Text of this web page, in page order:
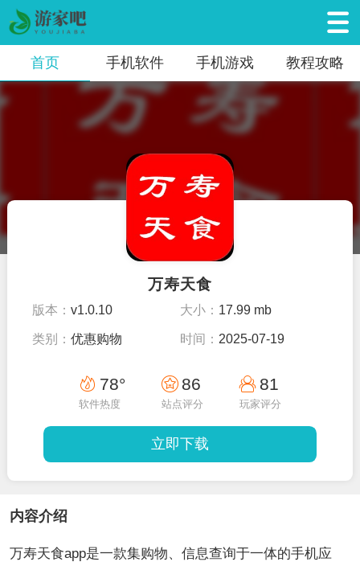
首页 手机软件 手机游戏 教程攻略
万寿天食
版本：v1.0.10 大小： 17.99 mb
类别：优惠购物 时间： 2025-07-19
78°
软件热度
86
站点评分
81
玩家评分
立即下载
内容介绍
万寿天食app是一款集购物、信息查询于一体的手机应